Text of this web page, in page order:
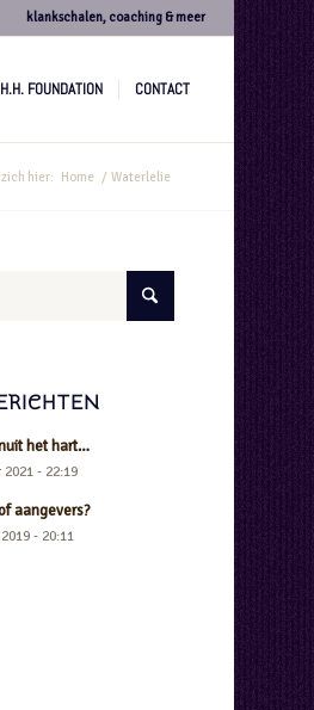
klankschalen, coaching & meer
H.H. FOUNDATION CONTACT
hier: Home / Waterlelie
het hart…
2021 - 22:19
aangevers?
- 20:11